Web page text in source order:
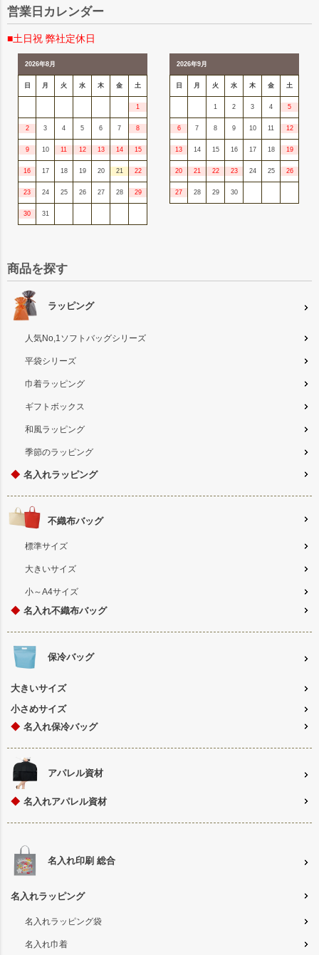
営業日カレンダー
■土日祝 弊社定休日
2026年8月
日 月 火 水 木 金 土
1
2 3 4 5 6 7 8
9 10 11 12 13 14 15
16 17 18 19 20 21 22
23 24 25 26 27 28 29
30 31
2026年9月
日 月 火 水 木 金 土
1 2 3 4 5
6 7 8 9 10 11 12
13 14 15 16 17 18 19
20 21 22 23 24 25 26
27 28 29 30
商品を探す
ラッピング
人気No,1ソフトバッグシリーズ
平袋シリーズ
巾着ラッピング
ギフトボックス
和風ラッピング
季節のラッピング
◆ 名入れラッピング
不織布バッグ
標準サイズ
大きいサイズ
小～A4サイズ
◆ 名入れ不織布バッグ
保冷バッグ
大きいサイズ
小さめサイズ
◆ 名入れ保冷バッグ
アパレル資材
◆ 名入れアパレル資材
名入れ印刷 総合
名入れラッピング
名入れラッピング袋
名入れ巾着